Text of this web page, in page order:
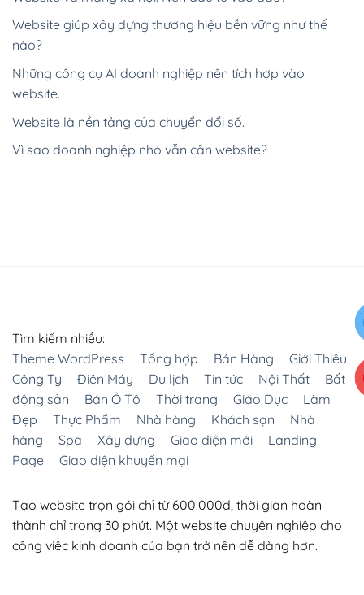
Website giúp xây dựng thương hiệu bền vững như thế
nào?
Những công cụ AI doanh nghiệp nên tích hợp vào
website.
Website là nền tảng của chuyển đổi số.
Vì sao doanh nghiệp nhỏ vẫn cần website?
Tìm kiếm nhiều:
Theme WordPress
Tổng hợp Bán Hàng
Giới Thiệu
Công Ty
Điện Máy Du lịch Tin tức Nội Thất
Bất
động sản
Bán Ô Tô Thời trang Giáo Dục
Làm
Đẹp
Thực Phẩm Nhà hàng Khách sạn
Nhà
hàng
Spa Xây dựng Giao diện mới
Landing
Page
Giao diện khuyến mại
Tạo website trọn gói chỉ từ 600.000đ, thời gian hoàn
thành chỉ trong 30 phút. Một website chuyên nghiệp cho
công việc kinh doanh của bạn trở nên dễ dàng hơn.